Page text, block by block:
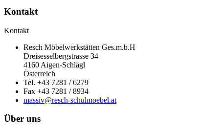
Kontakt
Kontakt
Resch Möbelwerkstätten Ges.m.b.H
Dreisesselbergstrasse 34
4160 Aigen-Schlägl
Österreich
Tel. +43 7281 / 6279
Fax +43 7281 / 8934
massiv@resch-schulmoebel.at
Über uns